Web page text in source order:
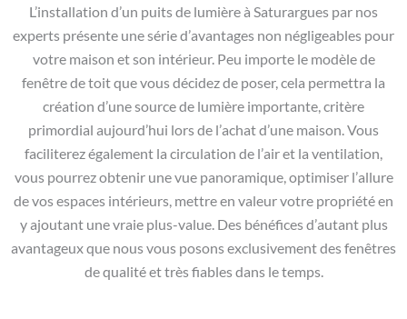
L’installation d’un puits de lumière à Saturargues par nos
experts présente une série d’avantages non négligeables pour
votre maison et son intérieur. Peu importe le modèle de
fenêtre de toit que vous décidez de poser, cela permettra la
création d’une source de lumière importante, critère
primordial aujourd’hui lors de l’achat d’une maison. Vous
faciliterez également la circulation de l’air et la ventilation,
vous pourrez obtenir une vue panoramique, optimiser l’allure
de vos espaces intérieurs, mettre en valeur votre propriété en
y ajoutant une vraie plus-value. Des bénéfices d’autant plus
avantageux que nous vous posons exclusivement des fenêtres
de qualité et très fiables dans le temps.